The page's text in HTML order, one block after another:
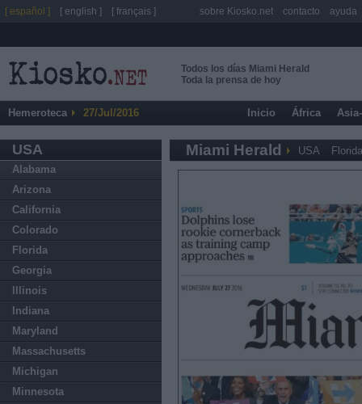
Todos los días Miami Herald
Toda la prensa de hoy
Hemeroteca 27/Jul/2016 Inicio África
USA
Alabama
Arizona
California
Colorado
Florida
Georgia
Illinois
Indiana
Maryland
Massachusetts
Michigan
Minnesota
Miami Herald USA Florida
[ español ] [ english ] [ français ] sobre Kiosko.net contacto ayuda